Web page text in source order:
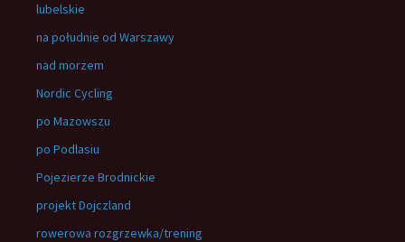
lubelskie
na południe od Warszawy
nad morzem
Nordic Cycling
po Mazowszu
po Podlasiu
Pojezierze Brodnickie
projekt Dojczland
rowerowa rozgrzewka/trening